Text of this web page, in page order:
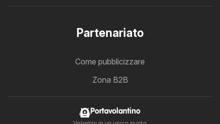
Partenariato
Come pubblicizzare
Zona B2B
Portavolantino